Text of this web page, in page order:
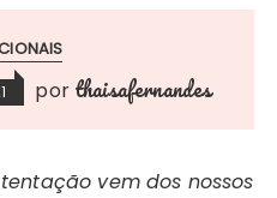
por thaisafernandes
vem dos nossos